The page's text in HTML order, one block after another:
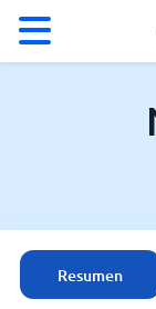
El clima en
New Caledonia
Resumen